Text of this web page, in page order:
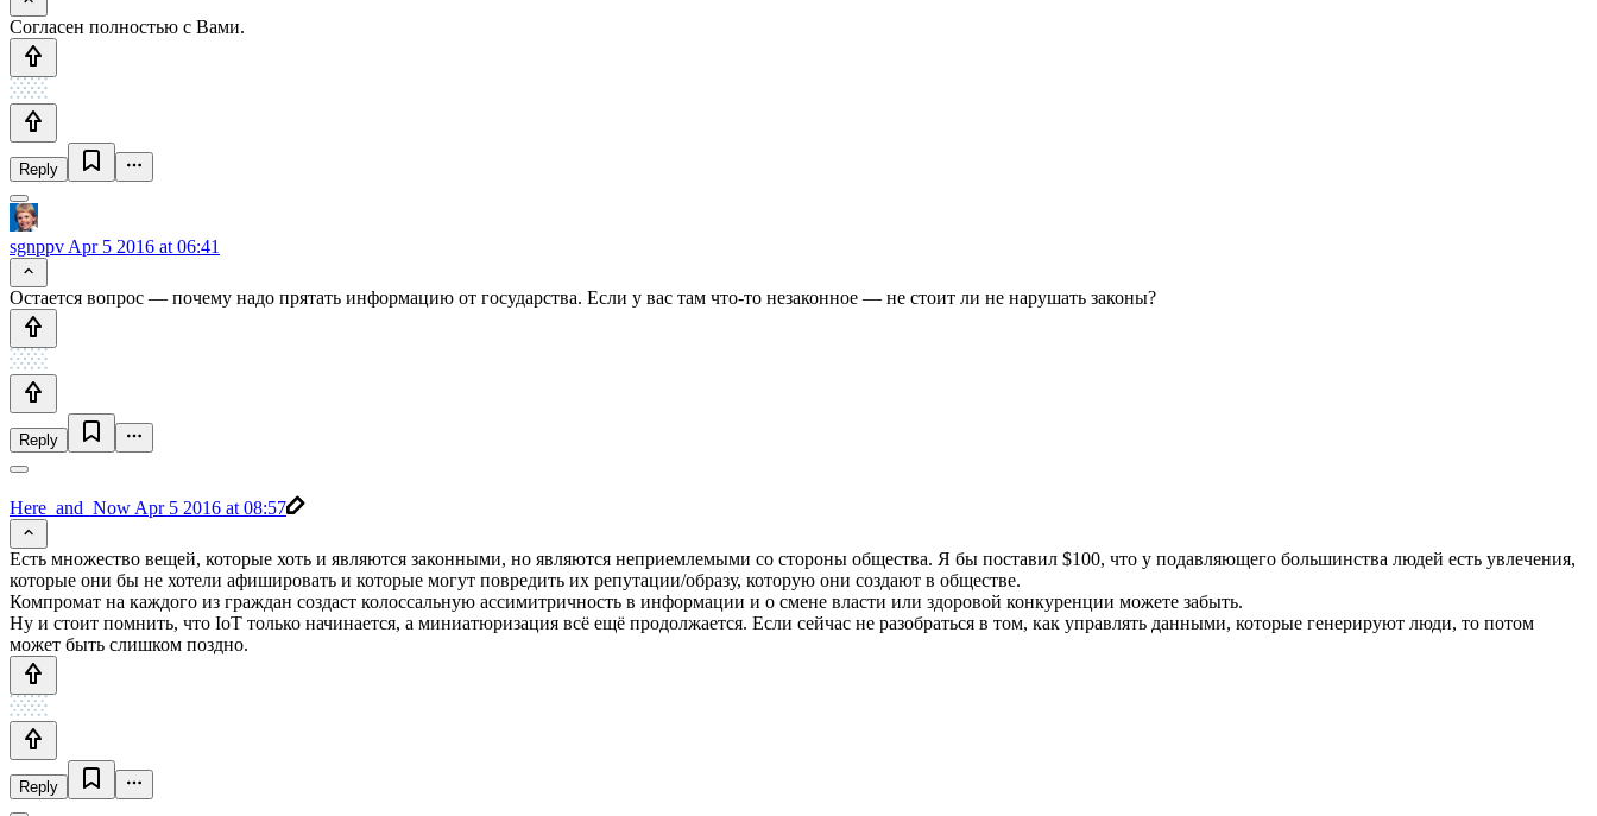
Согласен полностью с Вами.
Reply
sgnppv Apr 5 2016 at 06:41
Остается вопрос — почему надо прятать информацию от государства. Если у вас там что-то незаконное — не стоит ли не нарушать законы?
Reply
Here_and_Now Apr 5 2016 at 08:57
Есть множество вещей, которые хоть и являются законными, но являются неприемлемыми со стороны общества. Я бы поставил $100, что у подавляющего большинства людей есть увлечения,
которые они бы не хотели афишировать и которые могут повредить их репутации/образу, которую они создают в обществе.
Компромат на каждого из граждан создаст колоссальную ассимитричность в информации и о смене власти или здоровой конкуренции можете забыть.
Ну и стоит помнить, что IoT только начинается, а миниатюризация всё ещё продолжается. Если сейчас не разобраться в том, как управлять данными, которые генерируют люди, то потом
может быть слишком поздно.
Reply